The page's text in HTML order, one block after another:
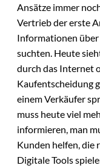
Ansätze immer
Vertrieb der erste
Informationen
suchten. Heute
durch das Internet
Kaufentscheidung
einem Verkäufer
muss heute viel
informieren, man
Kunden helfen, die
Digitale Tools